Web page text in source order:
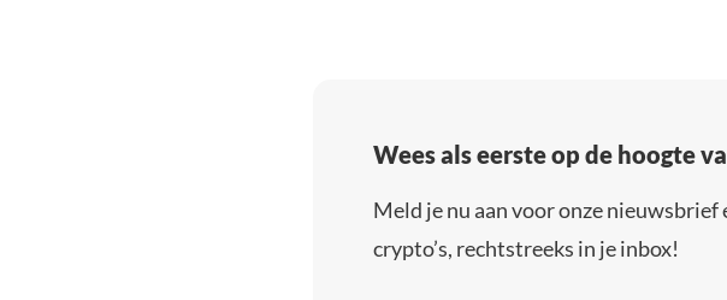
Wees als eerste op de hoogte
Meld je nu aan voor onze
crypto’s, rechtstreeks in je inbox!